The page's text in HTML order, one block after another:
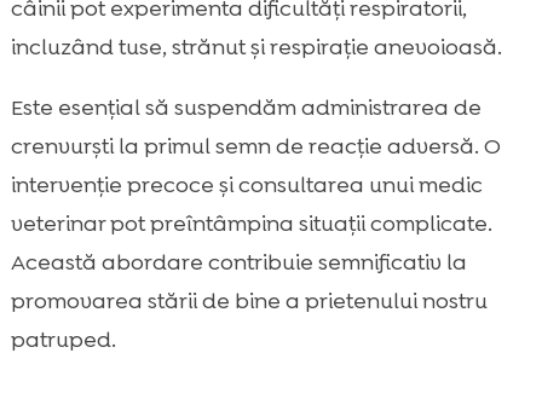
câinii pot experimenta dificultăți respiratorii,
incluzând tuse, strănut și respirație anevoioasă.
Este esențial să suspendăm administrarea de
crenvurști la primul semn de reacție adversă. O
intervenție precoce și consultarea unui medic
veterinar pot preîntâmpina situații complicate.
Această abordare contribuie semnificativ la
promovarea stării de bine a prietenului nostru
patruped.